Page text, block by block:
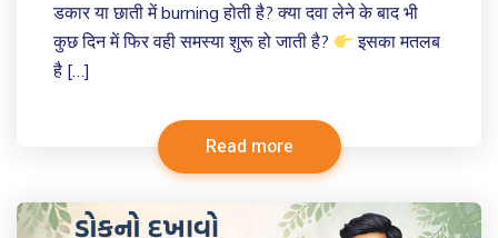
डकार या छाती में burning होती है? क्या दवा लेने के बाद भी
कुछ दिन में फिर वही समस्या शुरू हो जाती है?
इसका मतलब
है […]
Read more